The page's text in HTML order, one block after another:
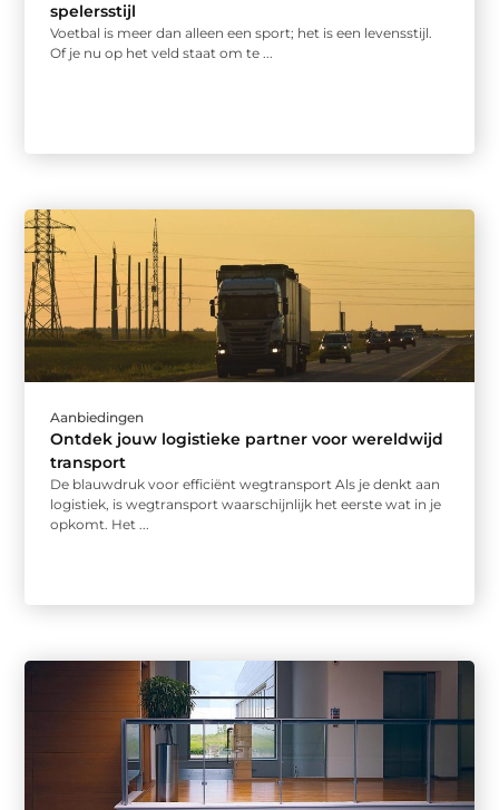
spelersstijl
Voetbal is meer dan alleen een sport; het is een levensstijl.
Of je nu op het veld staat om te ...
Aanbiedingen
Ontdek jouw logistieke partner voor wereldwijd
transport
De blauwdruk voor efficiënt wegtransport Als je denkt aan
logistiek, is wegtransport waarschijnlijk het eerste wat in je
opkomt. Het ...